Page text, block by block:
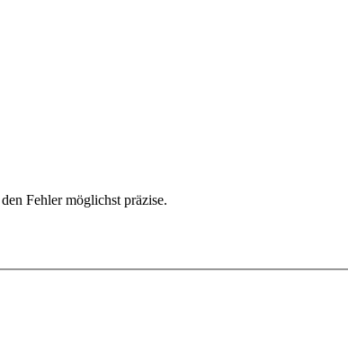
Fehler möglichst präzise.